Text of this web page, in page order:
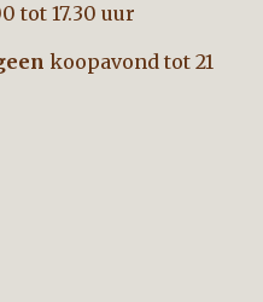
tot 17.30 uur
koopavond tot 21